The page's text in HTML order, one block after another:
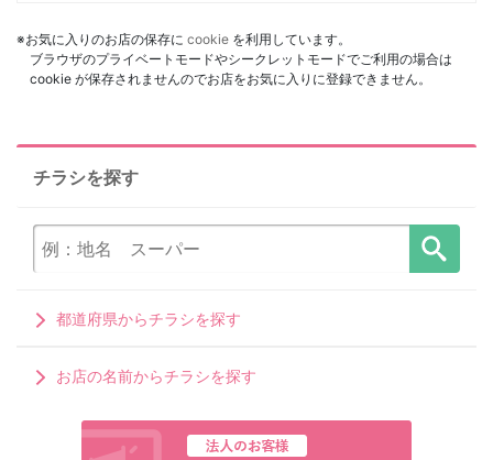
※お気に入りのお店の保存に cookie を利用しています。
ブラウザのプライベートモードやシークレットモードでご利用の場合は
cookie が保存されませんのでお店をお気に入りに登録できません。
チラシを探す
都道府県からチラシを探す
お店の名前からチラシを探す